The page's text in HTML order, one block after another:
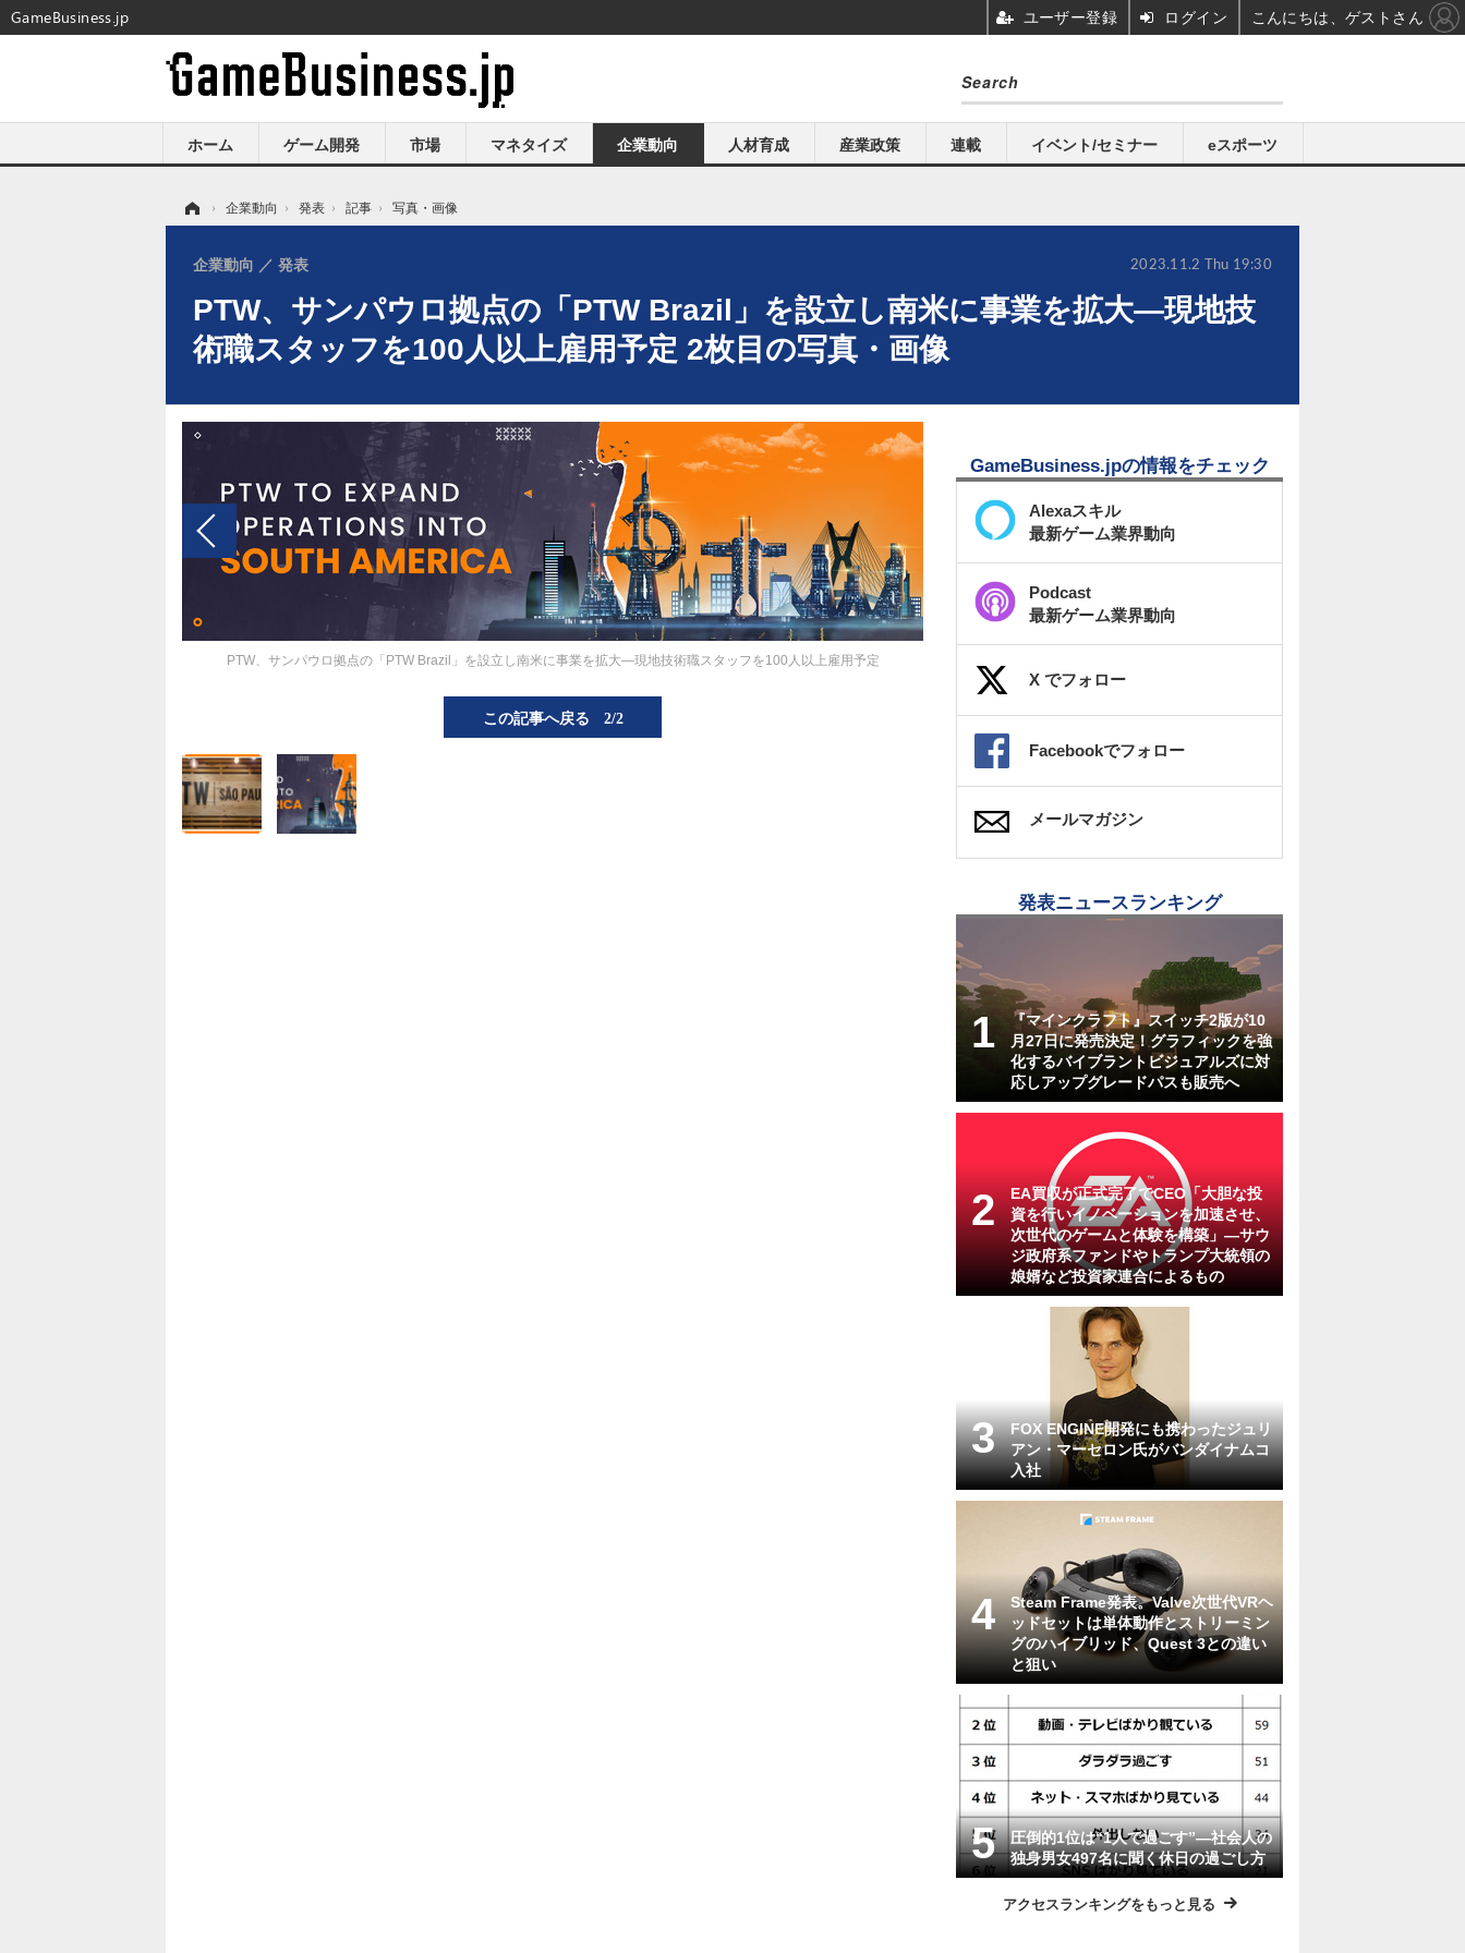
ホーム ゲーム開発 市場 マネタイズ 企業動向 人材育成 産業政策 連載 イベント/セミナー eスポーツ
› 企業動向 › 発表 › 記事 › 写真・画像
PTW、サンパウロ拠点の「PTW Brazil」を設立し南米に事業を拡大―現地技
術職スタッフを100人以上雇用予定 2枚目の写真・画像
企業動向 発表 2023.11.2 Thu 19:30
PTW、サンパウロ拠点の「PTW Brazil」を設立し南米に事業を拡大―現地技術職スタッフを100人以上雇用予定
この記事へ戻る 2/2
GameBusiness.jpの情報をチェック
Alexaスキル
最新ゲーム業界動向
Podcast
最新ゲーム業界動向
X でフォロー
Facebookでフォロー
メールマガジン
発表ニュースランキング
『マインクラフト』スイッチ2版が10
月27日に発売決定！グラフィックを強
化するバイブラントビジュアルズに対
応しアップグレードパスも販売へ
EA買収が正式完了でCEO「大胆な投
資を行いイノベーションを加速させ、
次世代のゲームと体験を構築」―サウ
ジ政府系ファンドやトランプ大統領の
娘婿など投資家連合によるもの
FOX ENGINE開発にも携わったジュリ
アン・マーセロン氏がバンダイナムコ
入社
Steam Frame発表。Valve次世代VRヘ
ッドセットは単体動作とストリーミン
グのハイブリッド、Quest 3との違い
と狙い
圧倒的1位は“1人で過ごす”―社会人の
独身男女497名に聞く休日の過ごし方
アクセスランキングをもっと見る
GameBusiness.jp ユーザー登録 ログイン こんにちは、ゲストさん